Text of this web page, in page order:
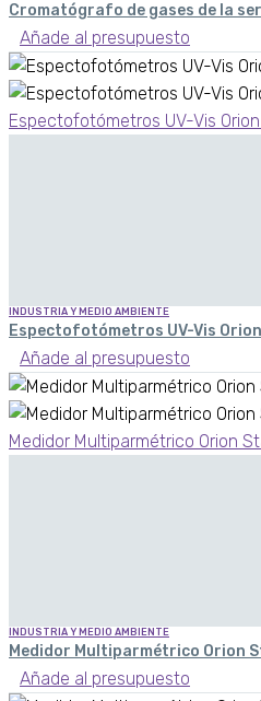
Cromatógrafo de gases de la
Añade al presupuesto
Espectofotómetros UV-Vis
INDUSTRIA Y MEDIO AMBIENTE
Espectofotómetros UV-Vis
Añade al presupuesto
Medidor Multiparmétrico Orion
INDUSTRIA Y MEDIO AMBIENTE
Medidor Multiparmétrico Orion
Añade al presupuesto